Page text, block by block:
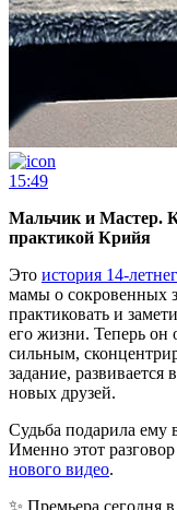
15:49
Мальчик и Мастер.
практикой Крийя
Это история 14-
мамы о сокровенных
практиковать и
его жизни. Теперь он
сильным,
задание, развивается
новых друзей.
Судьба подарила ему
Именно этот
нового видео.
✨ Премьера сегодня